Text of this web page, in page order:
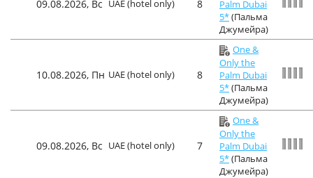
09.08.2026, Вс UAE (hotel only) 8
Palm Dubai
5*(Пальма
Джумейра)
10.08.2026, Пн UAE (hotel only) 8
One &
Only the
Palm Dubai
5*(Пальма
Джумейра)
09.08.2026, Вс UAE (hotel only) 7
One &
Only the
Palm Dubai
5*(Пальма
Джумейра)